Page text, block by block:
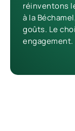
réinventons
à la
goûts. Le
engagement.